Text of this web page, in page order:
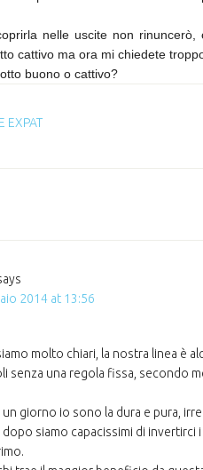
nelle uscite non
cattivo ma ora mi chiedete
buono o cattivo?
EXPAT
2014 at 13:56
molto chiari, la nostra linea è
senza una regola fissa, secondo
giorno io sono la dura e pura,
siamo capacissimi di invertirci